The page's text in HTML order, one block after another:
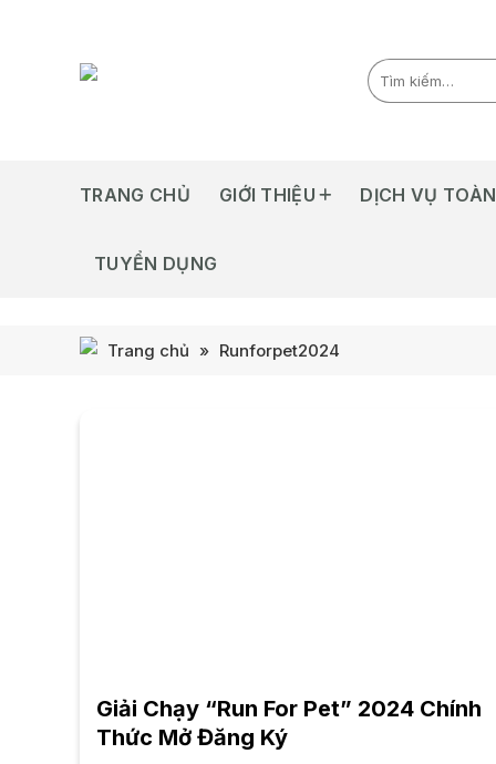
TRANG CHỦ GIỚI THIỆU DỊCH VỤ
TUYỂN DỤNG
Trang chủ » Runforpet2024
Giải Chạy “Run For Pet” 2024 Chính
Thức Mở Đăng Ký